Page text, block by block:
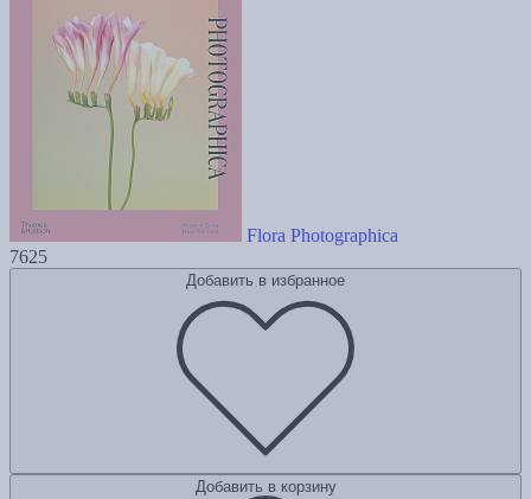
Flora Photographica
7625
Добавить в избранное
Добавить в корзину